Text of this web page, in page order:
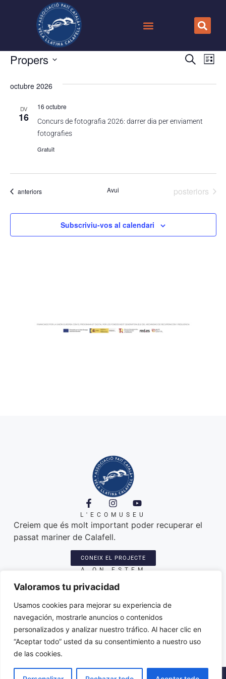
Valoramos tu privacidad
Usamos cookies para mejorar su experiencia de
navegación, mostrarle anuncios o contenidos
personalizados y analizar nuestro tráfico. Al hacer clic en
“Aceptar todo” usted da su consentimiento a nuestro uso
de las cookies.
cerca
CercaLlista
Propers
data.
octubre 2026
DV
16
Concurs de fotografia 2026: darrer dia per enviament
fotografies
16 octubre
Gratuït
Esdeveniments
anteriors Avui posteriors
Subscriviu-vos al calendari
L'ECOMUSEU
Creiem que és molt important poder recuperar el
passat mariner de Calafell.
CONEIX EL PROJECTE
A ON ESTEM
Seu: Carretera del Sanatori, 3
Varador dels patins: trajo de l'Espineta
associacio@paticatalacalafell.cat
2026 © ·Política de Privacitat·Avis Legal·Declaració